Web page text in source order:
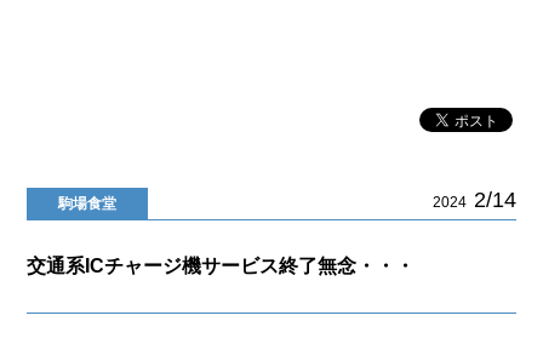
駒場食堂 2024 2/14
交通系ICチャージ機サービス終了無念・・・